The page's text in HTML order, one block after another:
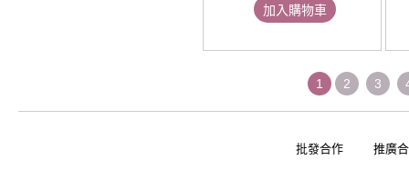
加入購物車
1 2 3
批發合作 推廣